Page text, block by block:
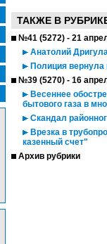
ТАКЖЕ В
№41 (5272) - 21
Анатолий
Полиция вернула
№39 (5270) - 16
Весеннее
бытового газа в
Скандал
Врезка в
казенный счет"
Архив рубрики